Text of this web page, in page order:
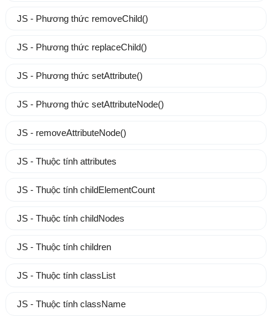
JS - Phương thức removeChild()
JS - Phương thức replaceChild()
JS - Phương thức setAttribute()
JS - Phương thức setAttributeNode()
JS - removeAttributeNode()
JS - Thuộc tính attributes
JS - Thuộc tính childElementCount
JS - Thuộc tính childNodes
JS - Thuộc tính children
JS - Thuộc tính classList
JS - Thuộc tính className